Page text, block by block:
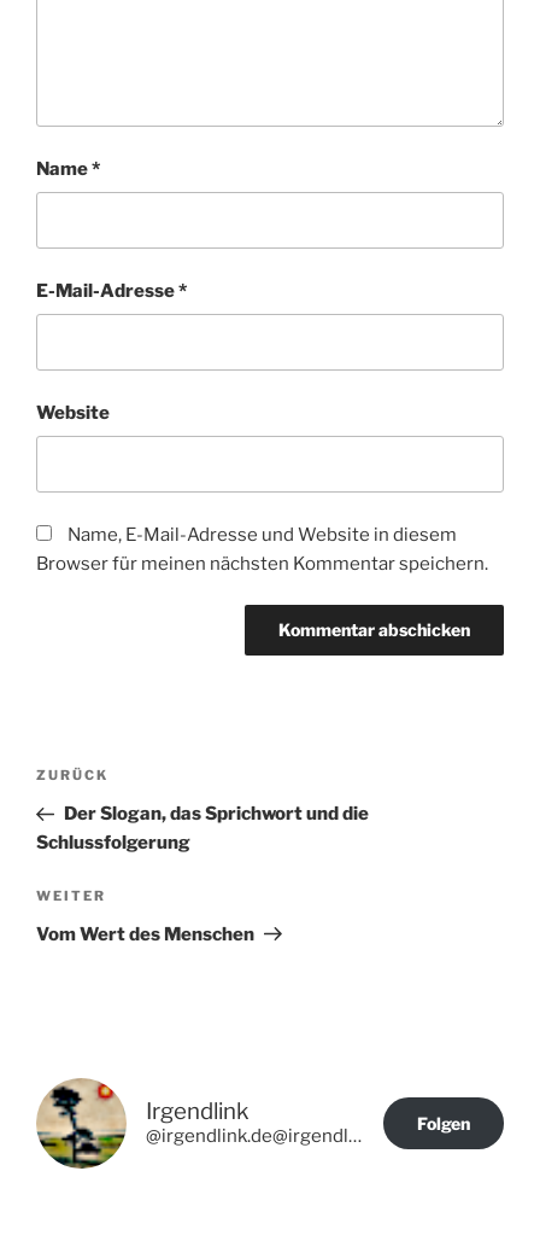
Name*
E-Mail-Adresse*
Website
Name, E-Mail-Adresse und Website in diesem
Browser für meinen nächsten Kommentar speichern.
Beitragsnavigation
Vorheriger
Beitrag
ZURÜCK
Der Slogan, das Sprichwort und die
Schlussfolgerung
Nächster
Beitrag
WEITER
Vom Wert des Menschen
Irgendlink
@irgendlink.de@irgendlink.de
Folgen